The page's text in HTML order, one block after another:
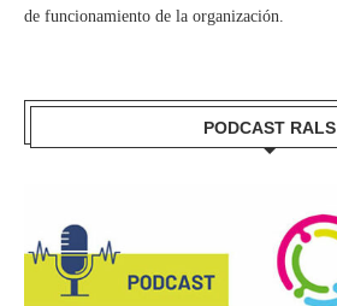
de funcionamiento de la organización.
PODCAST RALS